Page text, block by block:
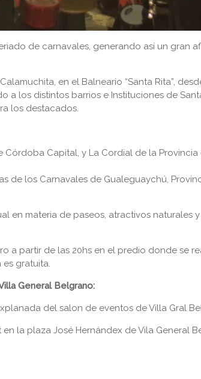
de carnavales, generando así un gran
en el Balneario “Santa Rita”,
a los distintos barrios e Instituciones de
los destacados.
Capital, y La Cordial de la
de los Carnavales de Gualeguaychú,
en materia de paseos, atractivos naturales
a partir de las 20hs en el predio donde se
es gratuita.
General Belgrano:
del salon de eventos de Villa Gral
en la plaza José Hernándex de Vila General